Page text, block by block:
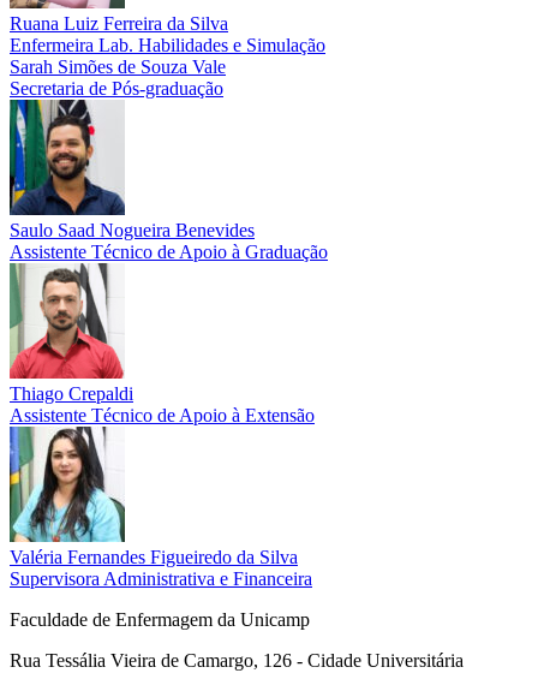
Ruana Luiz Ferreira da Silva
Enfermeira Lab. Habilidades e Simulação
Sarah Simões de Souza Vale
Secretaria de Pós-graduação
Saulo Saad Nogueira Benevides
Assistente Técnico de Apoio à Graduação
Thiago Crepaldi
Assistente Técnico de Apoio à Extensão
Valéria Fernandes Figueiredo da Silva
Supervisora Administrativa e Financeira
Faculdade de Enfermagem da Unicamp
Rua Tessália Vieira de Camargo, 126 - Cidade Universitária